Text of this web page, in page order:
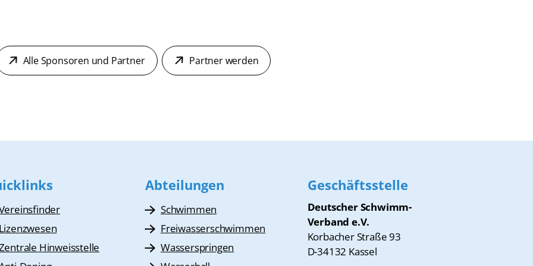
Alle Sponsoren und Partner Partner werden
Hinweisstelle
Abteilungen
Schwimmen
Freiwasserschwimmen
Wasserspringen
Geschäftsstelle
Deutscher Schwimm-
Verband e.V.
Korbacher Straße 93
D-34132 Kassel